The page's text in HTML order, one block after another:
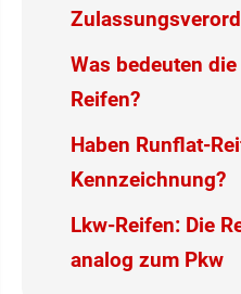
Was bedeuten
Reifen?
Haben Runflat-
Kennzeichnung?
Lkw-Reifen: Die
analog zum Pkw